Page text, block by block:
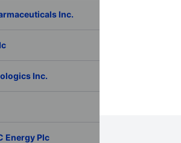
Inc.
Inc.
Energy Plc